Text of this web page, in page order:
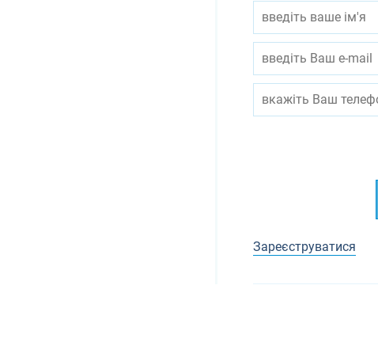
Зареєструватися